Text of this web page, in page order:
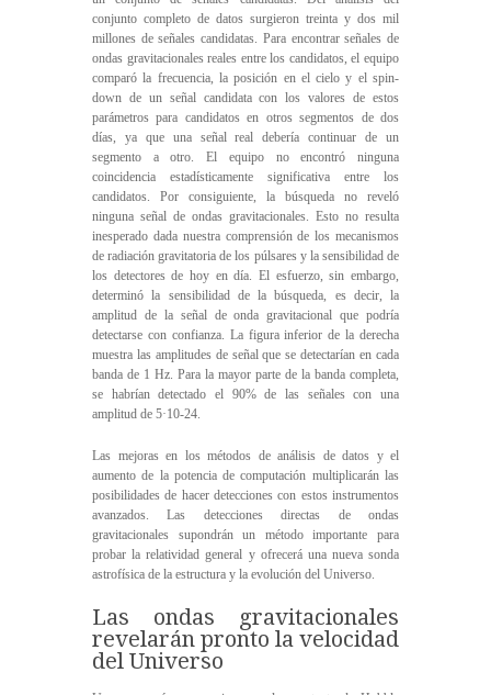
conjunto completo de datos surgieron treinta y dos mil
millones de señales candidatas. Para encontrar señales de
ondas gravitacionales reales entre los candidatos, el equipo
comparó la frecuencia, la posición en el cielo y el spin-
down de un señal candidata con los valores de estos
parámetros para candidatos en otros segmentos de dos
días, ya que una señal real debería continuar de un
segmento a otro. El equipo no encontró ninguna
coincidencia estadísticamente significativa entre los
candidatos. Por consiguiente, la búsqueda no reveló
ninguna señal de ondas gravitacionales. Esto no resulta
inesperado dada nuestra comprensión de los mecanismos
de radiación gravitatoria de los púlsares y la sensibilidad de
los detectores de hoy en día. El esfuerzo, sin embargo,
determinó la sensibilidad de la búsqueda, es decir, la
amplitud de la señal de onda gravitacional que podría
detectarse con confianza. La figura inferior de la derecha
muestra las amplitudes de señal que se detectarían en cada
banda de 1 Hz. Para la mayor parte de la banda completa,
se habrían detectado el 90% de las señales con una
amplitud de 5·10-24.
Las mejoras en los métodos de análisis de datos y el
aumento de la potencia de computación multiplicarán las
posibilidades de hacer detecciones con estos instrumentos
avanzados. Las detecciones directas de ondas
gravitacionales supondrán un método importante para
probar la relatividad general y ofrecerá una nueva sonda
astrofísica de la estructura y la evolución del Universo.
Las ondas gravitacionales
revelarán pronto la velocidad
del Universo